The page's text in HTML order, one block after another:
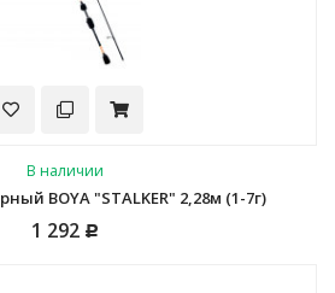
В наличии
BOYA "STALKER" 2,28м (1-7г)
1 292 Р